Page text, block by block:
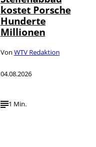
kostet Porsche
Hunderte
Millionen
Von WTV Redaktion
04.08.2026
1 Min.